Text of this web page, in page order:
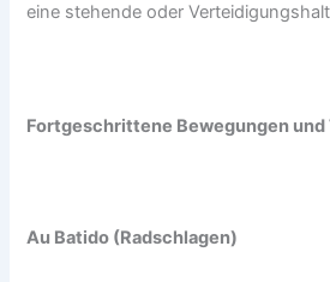
eine stehende oder
Fortgeschrittene Bewegungen und
Au Batido (Radschlagen)